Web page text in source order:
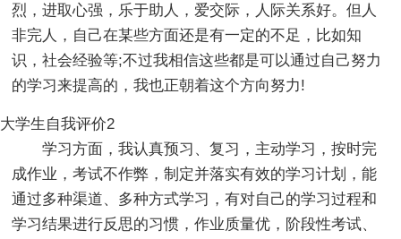
烈，进取心强，乐于助人，爱交际，人际关系好。但人
非完人，自己在某些方面还是有一定的不足，比如知
识，社会经验等;不过我相信这些都是可以通过自己努力
的学习来提高的，我也正朝着这个方向努力!
大学生自我评价2
学习方面，我认真预习、复习，主动学习，按时完
成作业，考试不作弊，制定并落实有效的学习计划，能
通过多种渠道、多种方式学习，有对自己的学习过程和
学习结果进行反思的习惯，作业质量优，阶段性考试、